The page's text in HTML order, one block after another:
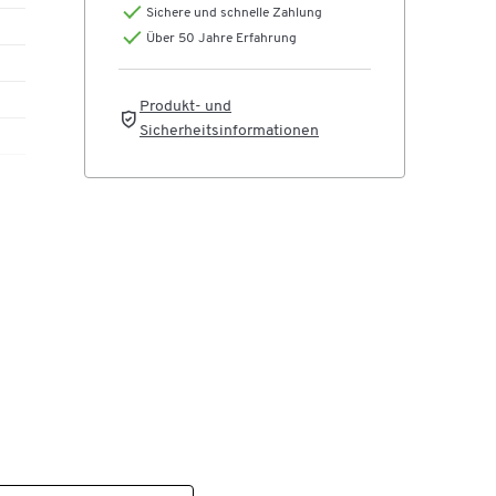
Sichere und schnelle Zahlung
Über 50 Jahre Erfahrung
Produkt- und
Sicherheitsinformationen